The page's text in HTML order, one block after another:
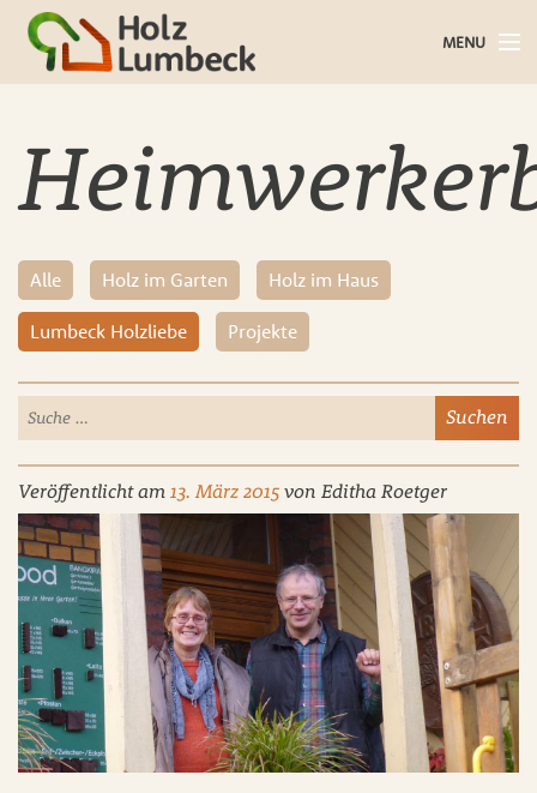
MENU
Holz im Garten
Baustoffe
Service
Über uns
Blog
Kontakt
Alle Holz im Garten Holz im Haus
Lumbeck Holzliebe Projekte
Veröffentlicht am 13. März 2015 von Editha Roetger